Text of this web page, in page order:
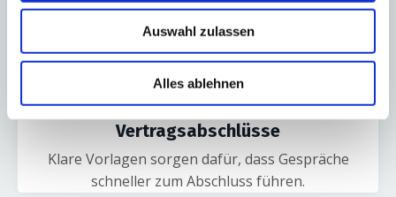
Auswahl zulassen
Alles ablehnen
Deine Managed Service Verträge sorgen für stabile,
Schnellere
Vertragsabschlüsse
Klare Vorlagen sorgen dafür, dass Gespräche
schneller zum Abschluss führen.